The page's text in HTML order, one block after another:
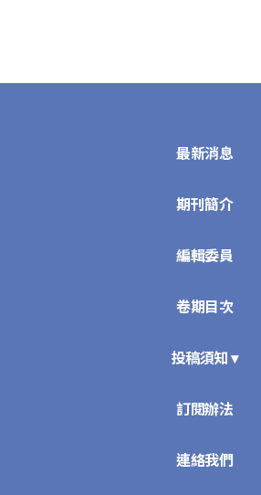
最新消息
期刊簡介
編輯委員
卷期目次
投稿須知 ▾
訂閱辦法
連絡我們